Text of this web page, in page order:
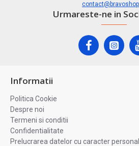
Urmareste-ne in
Informatii
Politica Cookie
Despre noi
Termeni si conditii
Confidentialitate
Prelucrarea datelor cu caracter personal